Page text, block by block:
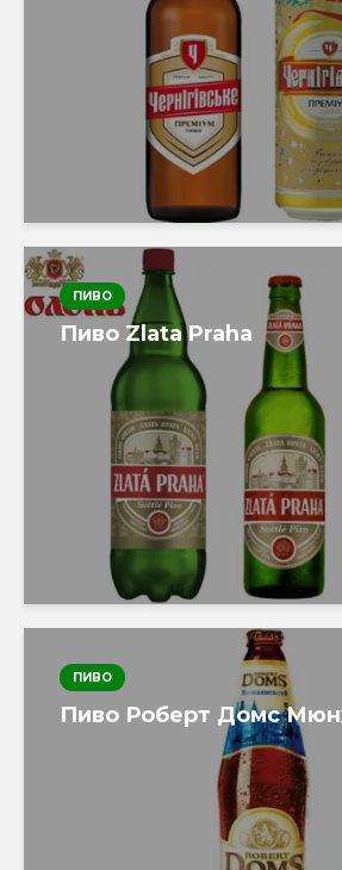
ПИВО
Пиво Zlata Praha
ПИВО
Пиво Роберт Домс